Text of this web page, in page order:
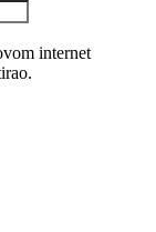
internet